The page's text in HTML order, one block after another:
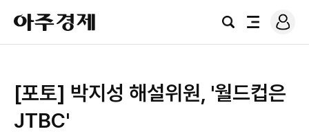
아
주
경
검
전
로
그
[포토] 박지성 해설위원, '월드컵은
JTBC'